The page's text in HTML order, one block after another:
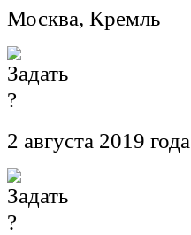
Москва, Кремль
2 августа 2019 года